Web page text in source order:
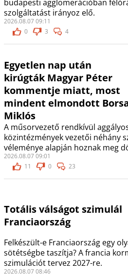
budapesti agglomerációban
szolgáltatást irányoz elő.
2026.08.07 09:11
0
3 4
Egyetlen nap után
kirúgták Magyar Péter
kommentje miatt, most
mindent elmondott
Miklós
A műsorvezető rendkívül
közintézmények vezetői néhány
véleménye alapján hoznak meg
2026.08.07 09:01
11
0 23
Totális válságot szimulál
Franciaország
Felkészült-e Franciaország egy
sötétségbe taszítja? A francia
szimulációt tervez 2027-re.
2026.08.07 08:46